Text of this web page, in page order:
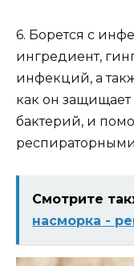
6. Борется с
ингредиент,
инфекций, а
как он защищает
бактерий, и
Смотрите
насморка -